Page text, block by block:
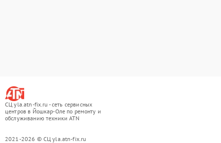
СЦ yla.atn-fix.ru - сеть сервисных
центров в Йошкар-Оле по ремонту и
обслуживанию техники ATN
2021-2026 © СЦ yla.atn-fix.ru